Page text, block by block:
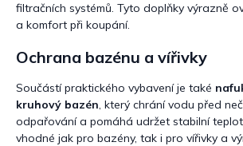
filtračních systémů. Tyto doplňky výrazně
a komfort při koupání.
Ochrana bazénu a vířivky
Součástí praktického vybavení je také
kruhový bazén, který chrání vodu před
odpařování a pomáhá udržet stabilní
vhodné jak pro bazény, tak i pro vířivky a